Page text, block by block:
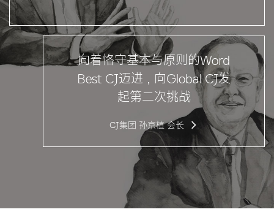
向着恪守基本与原则的Word
Best CJ迈进，向Global CJ发
起第二次挑战
CJ集团 孙京植 会长